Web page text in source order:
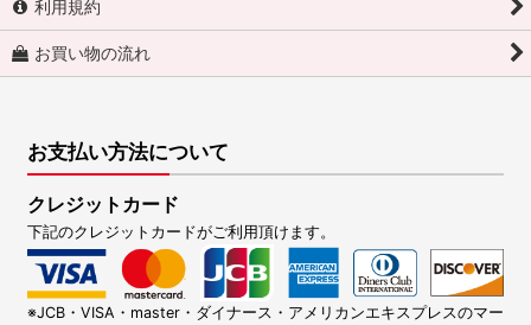
利用規約
お買い物の流れ
お支払い方法について
クレジットカード
下記のクレジットカードがご利用頂けます。
※JCB・VISA・master・ダイナース・アメリカンエキスプレスのマー